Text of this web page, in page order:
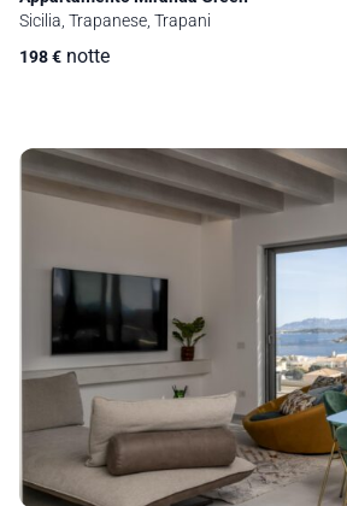
Sicilia, Trapanese, Trapani
198€ notte